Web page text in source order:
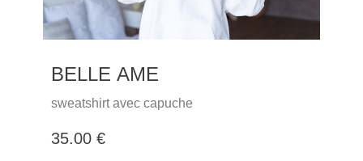
BELLE AME
sweatshirt avec capuche
35.00 €